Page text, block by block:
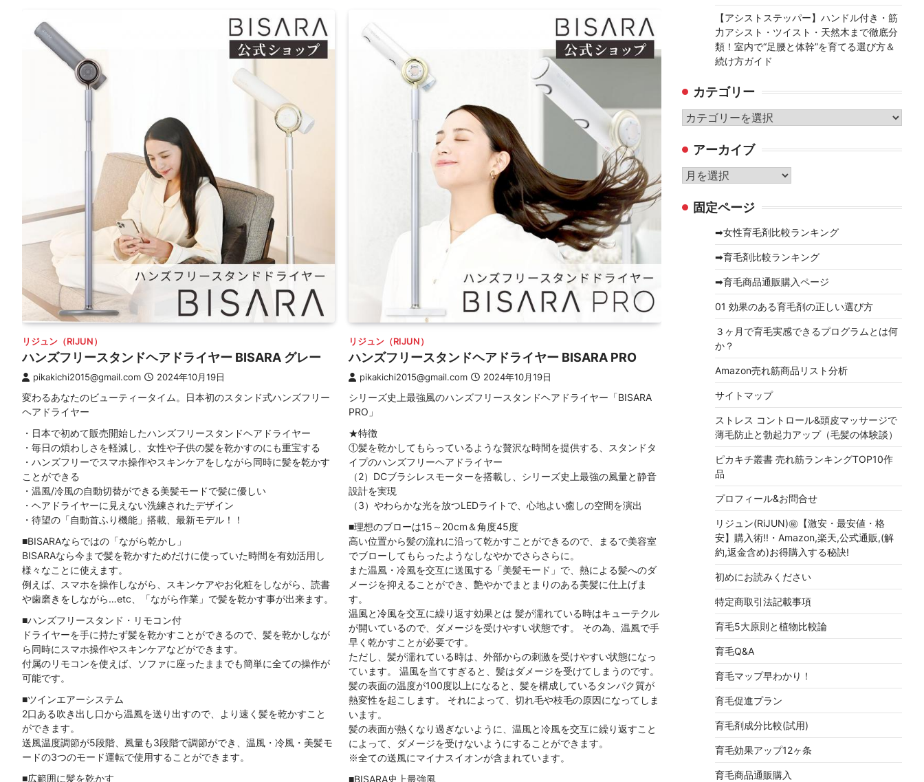
リジュン（RIJUN）
ハンズフリースタンドヘアドライヤー BISARA グレー
pikakichi2015@gmail.com 2024年10月19日
変わるあなたのビューティータイム。日本初のスタンド式ハンズフリー
ヘアドライヤー
・日本で初めて販売開始したハンズフリースタンドヘアドライヤー
・毎日の煩わしさを軽減し、女性や子供の髪を乾かすのにも重宝する
・ハンズフリーでスマホ操作やスキンケアをしながら同時に髪を乾かす
ことができる
・温風/冷風の自動切替ができる美髪モードで髪に優しい
・ヘアドライヤーに見えない洗練されたデザイン
・待望の「自動首ふり機能」搭載、最新モデル！！
■BISARAならではの「ながら乾かし」
BISARAなら今まで髪を乾かすためだけに使っていた時間を有効活用し
様々なことに使えます。
例えば、スマホを操作しながら、スキンケアやお化粧をしながら、読書
や歯磨きをしながら…etc、「ながら作業」で髪を乾かす事が出来ます。
■ハンズフリースタンド・リモコン付
ドライヤーを手に持たず髪を乾かすことができるので、髪を乾かしなが
ら同時にスマホ操作やスキンケアなどができます。
付属のリモコンを使えば、ソファに座ったままでも簡単に全ての操作が
可能です。
■ツインエアーシステム
2口ある吹き出し口から温風を送り出すので、より速く髪を乾かすこと
ができます。
送風温度調節が5段階、風量も3段階で調節ができ、温風・冷風・美髪モ
ードの3つのモード運転で使用することができます。
■広範囲に髪を乾かす
リジュン（RIJUN）
ハンズフリースタンドヘアドライヤー BISARA PRO
pikakichi2015@gmail.com 2024年10月19日
シリーズ史上最強風のハンズフリースタンドヘアドライヤー「BISARA
PRO」
★特徴
①髪を乾かしてもらっているような贅沢な時間を提供する、スタンドタ
イプのハンズフリーヘアドライヤー
（2）DCブラシレスモーターを搭載し、シリーズ史上最強の風量と静音
設計を実現
（3）やわらかな光を放つLEDライトで、心地よい癒しの空間を演出
■理想のブローは15～20cm＆角度45度
高い位置から髪の流れに沿って乾かすことができるので、まるで美容室
でブローしてもらったようなしなやかでさらさらに。
また温風・冷風を交互に送風する「美髪モード」で、熱による髪へのダ
メージを抑えることができ、艶やかでまとまりのある美髪に仕上げま
す。
温風と冷風を交互に繰り返す効果とは 髪が濡れている時はキューテクル
が開いているので、ダメージを受けやすい状態です。 その為、温風で手
早く乾かすことが必要です。
ただし、髪が濡れている時は、外部からの刺激を受けやすい状態になっ
ています。 温風を当てすぎると、髪はダメージを受けてしまうのです。
髪の表面の温度が100度以上になると、髪を構成しているタンパク質が
熱変性を起こします。 それによって、切れ毛や枝毛の原因になってしま
います。
髪の表面が熱くなり過ぎないように、温風と冷風を交互に繰り返すこと
によって、ダメージを受けないようにすることができます。
※全ての送風にマイナスイオンが含まれています。
■BISARA史上最強風
【アシストステッパー】ハンドル付き・筋
力アシスト・ツイスト・天然木まで徹底分
類！室内で“足腰と体幹”を育てる選び方＆
続け方ガイド
カテゴリー
カ
ゴ
リ
ー
アーカイブ
ア
カ 固定ページ
➡女性育毛剤比較ランキング
➡育毛剤比較ランキング
➡育毛商品通販購入ページ
01 効果のある育毛剤の正しい選び方
３ヶ月で育毛実感できるプログラムとは何
か？
Amazon売れ筋商品リスト分析
サイトマップ
ストレス コントロール&頭皮マッサージで
薄毛防止と勃起力アップ（毛髪の体験談）
ピカキチ叢書 売れ筋ランキングTOP10作
品
プロフィール&お問合せ
リジュン(RiJUN)㊙【激安・最安値・格
安】購入術!!・Amazon,楽天,公式通販,(解
約,返金含め)お得購入する秘訣!
初めにお読みください
特定商取引法記載事項
育毛5大原則と植物比較論
育毛Q&A
育毛マップ早わかり！
育毛促進プラン
育毛剤成分比較(試用)
育毛効果アップ12ヶ条
育毛商品通販購入